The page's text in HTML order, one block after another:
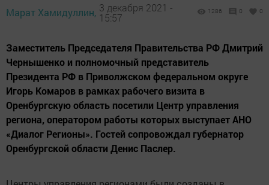
Марат Хамидуллин, 3 декабря 2021 -
15:57
1286 0 0
Заместитель Председателя Правительства РФ Дмитрий
Чернышенко и полномочный представитель
Президента РФ в Приволжском федеральном округе
Игорь Комаров в рамках рабочего визита в
Оренбургскую область посетили Центр управления
региона, оператором работы которых выступает АНО
«Диалог Регионы». Гостей сопровождал губернатор
Оренбургской области Денис Паслер.